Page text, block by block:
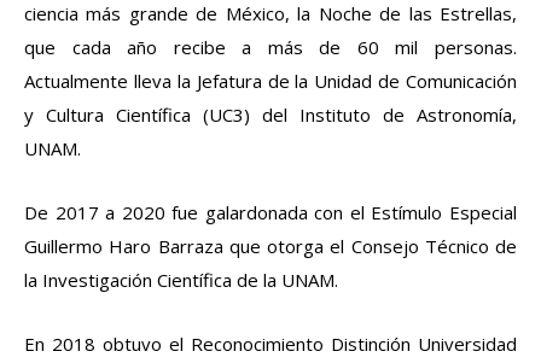
ciencia más grande de México, la Noche de las Estrellas,
que cada año recibe a más de 60 mil personas.
Actualmente lleva la Jefatura de la Unidad de Comunicación
y Cultura Científica (UC3) del Instituto de Astronomía,
UNAM.
De 2017 a 2020 fue galardonada con el Estímulo Especial
Guillermo Haro Barraza que otorga el Consejo Técnico de
la Investigación Científica de la UNAM.
En 2018 obtuvo el Reconocimiento Distinción Universidad